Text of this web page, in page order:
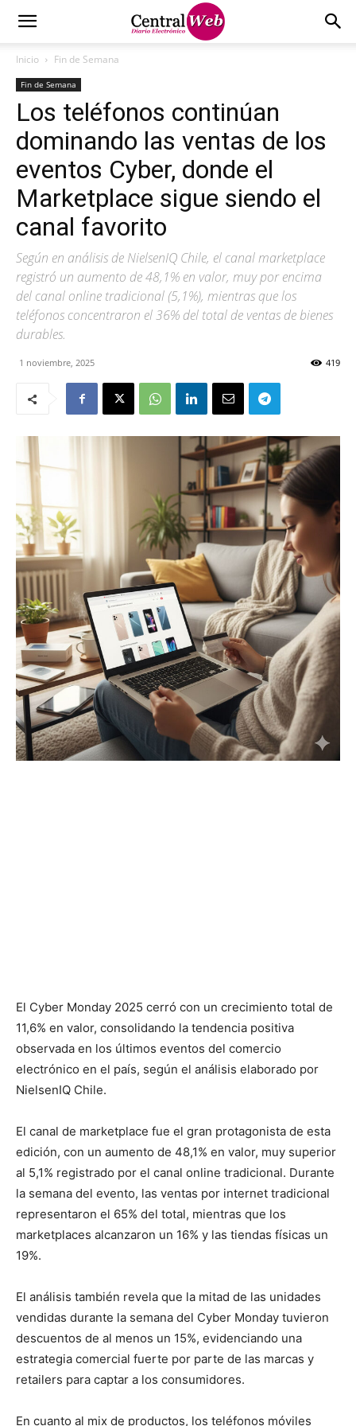
Inicio Fin de Semana
Fin de Semana
Los teléfonos continúan
dominando las ventas de los
eventos Cyber, donde el
Marketplace sigue siendo el
canal favorito
Según en análisis de NielsenIQ Chile, el canal marketplace
registró un aumento de 48,1% en valor, muy por encima
del canal online tradicional (5,1%), mientras que los
teléfonos concentraron el 36% del total de ventas de bienes
durables.
1 noviembre, 2025 419
El Cyber Monday 2025 cerró con un crecimiento total de
11,6% en valor, consolidando la tendencia positiva
observada en los últimos eventos del comercio
electrónico en el país, según el análisis elaborado por
NielsenIQ Chile.
El canal de marketplace fue el gran protagonista de esta
edición, con un aumento de 48,1% en valor, muy superior
al 5,1% registrado por el canal online tradicional. Durante
la semana del evento, las ventas por internet tradicional
representaron el 65% del total, mientras que los
marketplaces alcanzaron un 16% y las tiendas físicas un
19%.
El análisis también revela que la mitad de las unidades
vendidas durante la semana del Cyber Monday tuvieron
descuentos de al menos un 15%, evidenciando una
estrategia comercial fuerte por parte de las marcas y
retailers para captar a los consumidores.
En cuanto al mix de productos, los teléfonos móviles